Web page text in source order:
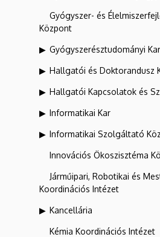
Gyógyszer- és
Központ
Gyógyszerésztudományi Kar
Hallgatói és Doktorandusz
Hallgatói Kapcsolatok és
Informatikai Kar
Informatikai Szolgáltató
Innovációs Ökoszisztéma
Járműipari, Robotikai és
Koordinációs Intézet
Kancellária
Kémia Koordinációs Intézet